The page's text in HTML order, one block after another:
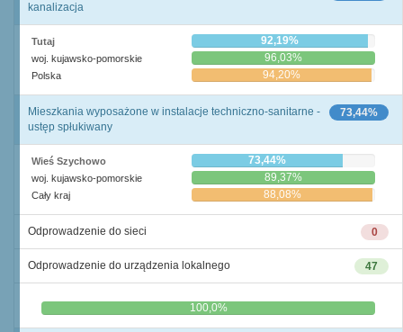
kanalizacja
Tutaj 92,19%
woj. kujawsko-pomorskie 96,03%
Polska 94,20%
73,44%
Mieszkania wyposażone w instalacje techniczno-sanitarne -
ustęp spłukiwany
Wieś Szychowo 73,44%
woj. kujawsko-pomorskie 89,37%
Cały kraj 88,08%
0
Odprowadzenie do sieci
47
Odprowadzenie do urządzenia lokalnego
0,0% 100,0%